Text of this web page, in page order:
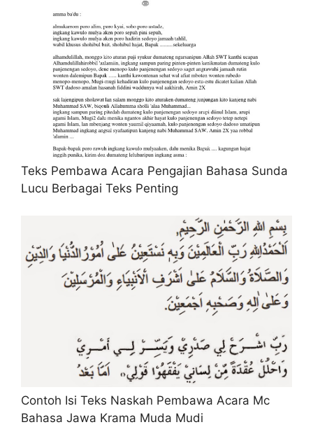
Teks Pembawa Acara Pengajian Bahasa Sunda
Lucu Berbagai Teks Penting
Contoh Isi Teks Naskah Pembawa Acara Mc
Bahasa Jawa Krama Muda Mudi